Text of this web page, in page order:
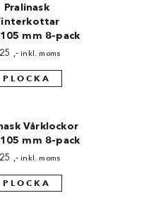
Pralinask
mm 8-pack
,- inkl. moms
PLOCKA
Vårklockor
mm 8-pack
,- inkl. moms
PLOCKA